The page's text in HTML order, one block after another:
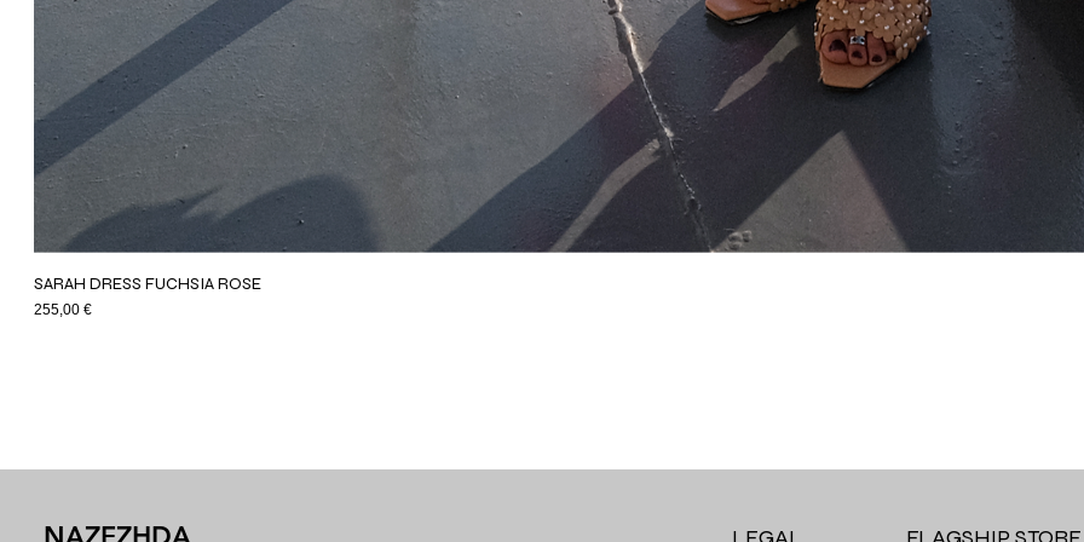
SARAH DRESS FUCHSIA ROSE
Price
255,00 €